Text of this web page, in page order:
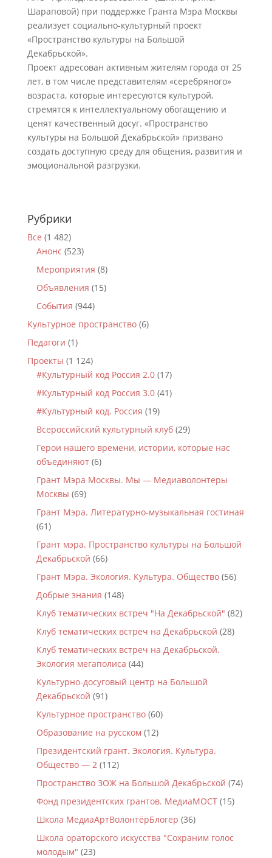
Шараповой) при поддержке Гранта Мэра Москвы
реализует социально-культурный проект
«Пространство культуры на Большой
Декабрьской».
Проект адресован активным жителям города от 25
лет, в том числе представителям «серебряного»
возраста, которые интересуются культурой,
стремятся к интеллектуальному обогащению и
ценят качественный досуг. «Пространство
культуры на Большой Декабрьской» призвано
создать доступную среду для общения, развития и
эмоциональной разгрузки.
Рубрики
Все (1 482)
Анонс (523)
Мероприятия (8)
Объявления (15)
События (944)
Культурное пространство(6)
Педагоги (1)
Проекты (1 124)
#Культурный код Россия 2.0(17)
#Культурный код Россия 3.0(41)
#Культурный код. Россия (19)
Всероссийский культурный клуб(29)
Герои нашего времени, истории, которые нас
объединяют(6)
Грант Мэра Москвы. Мы — Медиаволонтеры
Москвы (69)
Грант Мэра. Литературно-музыкальная гостиная
(61)
Грант мэра. Пространство культуры на Большой
Декабрьской (66)
Грант Мэра. Экология. Культура. Общество(56)
Добрые знания (148)
Клуб тематических встреч "На Декабрьской" (82)
Клуб тематических встреч на Декабрьской (28)
Клуб тематических встреч на Декабрьской.
Экология мегаполиса (44)
Культурно-досуговый центр на Большой
Декабрьской (91)
Культурное пространство(60)
Образование на русском (12)
Президентский грант. Экология. Культура.
Общество — 2(112)
Пространство ЗОЖ на Большой Декабрьской (74)
Фонд президентских грантов. МедиаМОСТ(15)
Школа МедиаАртВолонтёрБлогер (36)
Школа ораторского искусства "Сохраним голос
молодым" (23)